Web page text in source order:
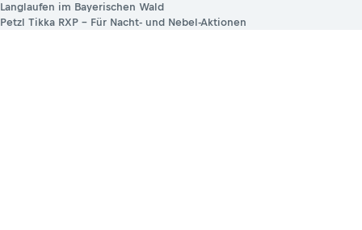
Langlaufen im Bayerischen Wald
Petzl Tikka RXP – Für Nacht- und Nebel-Aktionen